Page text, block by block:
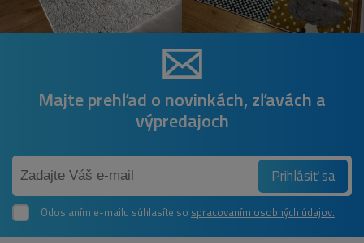
Majte prehľad o novinkách, zľavách a
výpredajoch
Prihlásiť sa
Odoslaním e-mailu súhlasíte so spracovaním osobných údajov.